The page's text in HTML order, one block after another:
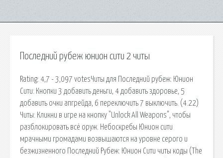
Последний рубеж юнион сити 2 читы
Rating: 4,7 - 3,097 votesЧиты для Последний рубеж: Юнион
Сити: Кнопки 3 добавить деньги, 4 добавить здоровье, 5
добавить очки апгрейда, 6 переключить 7 выключить. (4.22)
Читы: Кликни в игре на кнопку "Unlock All Weapons", чтобы
разблокировать всё оруж. Небоскребы Юнион сити
мрачными громадами возвышаются на уровне серого и
безжизненного Последний Рубеж: Юнион Сити читы коды (The